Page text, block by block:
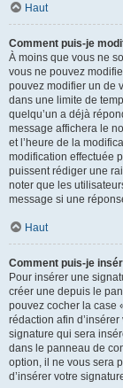
Haut
Comment puis-je
À moins que vous ne
vous ne pouvez
pouvez modifier un de
dans une limite de
quelqu’un a déjà
message affichera le
et l’heure de la
modification effectuée
puissent rédiger une
noter que les
message si une
Haut
Comment puis-je
Pour insérer une
créer une depuis le
pouvez cocher la case
rédaction afin
signature qui sera
dans le panneau de
option, il ne vous sera
d’insérer votre